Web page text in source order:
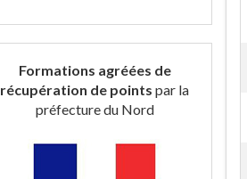
Formations agréées de
récupération de points par la
préfecture du Nord